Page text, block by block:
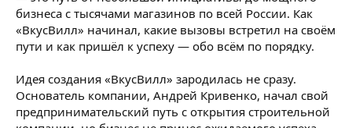
бизнеса с тысячами магазинов по всей России. Как
«ВкусВилл» начинал, какие вызовы встретил на своём
пути и как пришёл к успеху — обо всём по порядку.
Идея создания «ВкусВилл» зародилась не сразу.
Основатель компании, Андрей Кривенко, начал свой
предпринимательский путь с открытия строительной